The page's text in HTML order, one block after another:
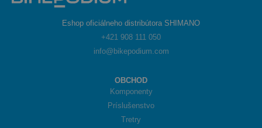
Eshop oficiálneho distribútora SHIMANO
+421 908 111 050
info@bikepodium.com
OBCHOD
Komponenty
Príslušenstvo
Tretry